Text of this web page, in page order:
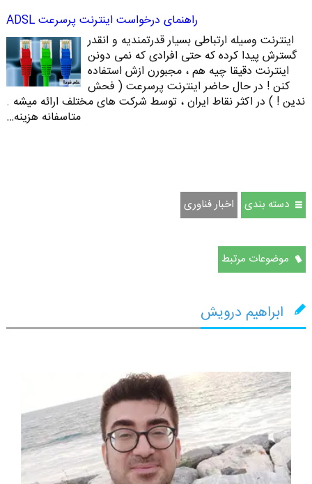
راهنمای درخواست اینترنت پرسرعت ADSL
اینترنت وسیله ارتباطی بسیار قدرتمندیه و انقدر
گسترش پیدا کرده که حتی افرادی که نمی دونن
اینترنت دقیقا چیه هم ، مجبورن ازش استفاده
کنن ! در حال حاضر اینترنت پرسرعت ( فحش
ندین ! ) در اکثر نقاط ایران ، توسط شرکت های مختلف ارائه میشه .
متاسفانه هزینه…
دسته بندی اخبار فناوری
موضوعات مرتبط
ابراهیم درویش